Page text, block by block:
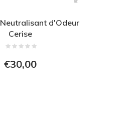
d'Odeur
Cerise
€30,00